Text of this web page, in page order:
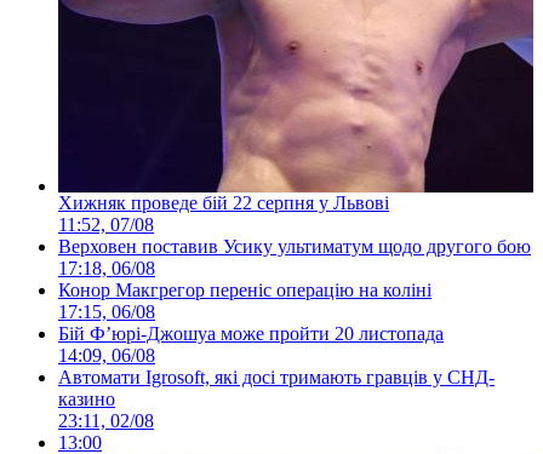
Хижняк проведе бій 22 серпня у Львові
11:52, 07/08
Верховен поставив Усику ультиматум щодо другого бою
17:18, 06/08
Конор Макгрегор переніс операцію на коліні
17:15, 06/08
Бій Ф’юрі-Джошуа може пройти 20 листопада
14:09, 06/08
Автомати Igrosoft, які досі тримають гравців у СНД-
казино
23:11, 02/08
13:00